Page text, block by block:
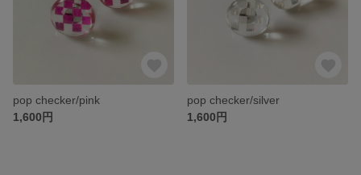
pop checker/pink
1,600円
pop checker/silver
1,600円